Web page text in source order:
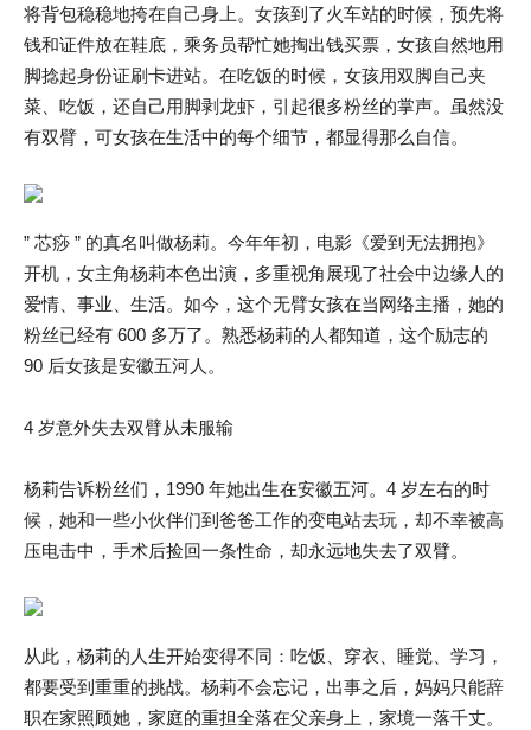
将背包稳稳地挎在自己身上。女孩到了火车站的时候，预先将
钱和证件放在鞋底，乘务员帮忙她掏出钱买票，女孩自然地用
脚捻起身份证刷卡进站。在吃饭的时候，女孩用双脚自己夹
菜、吃饭，还自己用脚剥龙虾，引起很多粉丝的掌声。虽然没
有双臂，可女孩在生活中的每个细节，都显得那么自信。
” 芯痧 ” 的真名叫做杨莉。今年年初，电影《爱到无法拥抱》
开机，女主角杨莉本色出演，多重视角展现了社会中边缘人的
爱情、事业、生活。如今，这个无臂女孩在当网络主播，她的
粉丝已经有 600 多万了。熟悉杨莉的人都知道，这个励志的
90 后女孩是安徽五河人。
4 岁意外失去双臂从未服输
杨莉告诉粉丝们，1990 年她出生在安徽五河。4 岁左右的时
候，她和一些小伙伴们到爸爸工作的变电站去玩，却不幸被高
压电击中，手术后捡回一条性命，却永远地失去了双臂。
从此，杨莉的人生开始变得不同：吃饭、穿衣、睡觉、学习，
都要受到重重的挑战。杨莉不会忘记，出事之后，妈妈只能辞
职在家照顾她，家庭的重担全落在父亲身上，家境一落千丈。